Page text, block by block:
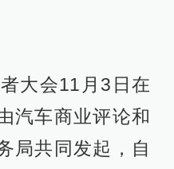
大会11月3日在
汽车商业评论和
局共同发起，自